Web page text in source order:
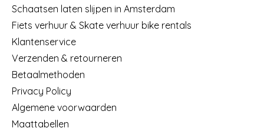
Schaatsen laten slijpen in Amsterdam
Fiets verhuur & Skate verhuur bike rentals
Klantenservice
Verzenden & retourneren
Betaalmethoden
Privacy Policy
Algemene voorwaarden
Maattabellen